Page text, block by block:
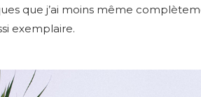
que j’ai moins même
exemplaire.